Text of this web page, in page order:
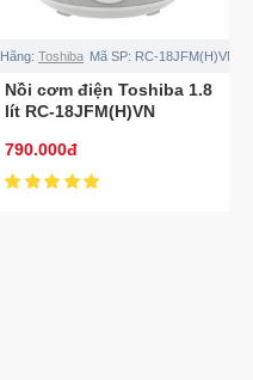
Hãng: Toshiba Mã SP: RC-18JFM(H)VN
Nồi cơm điện Toshiba 1.8
lít RC-18JFM(H)VN
790.000đ